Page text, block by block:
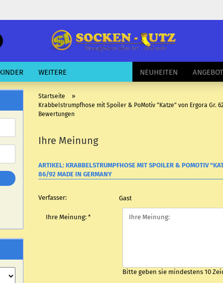
Passwort vergessen?
schnelle
Suche
NEUHEITEN
WEITERE
Startseite »
Krabbelstrumpfhose mit Spoiler & PoMotiv "Katze" von Ergora Gr.
Bewertungen
Ihre Meinung
ARTIKEL: KRABBELSTRUMPFHOSE MIT SPOILER & POMOTIV
86/92 MADE IN GERMANY
Verfasser: Gast
Ihre Meinung:
Bitte geben sie mindestens 10